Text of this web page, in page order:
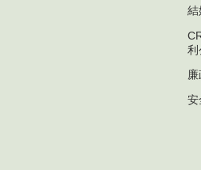
結
利
安